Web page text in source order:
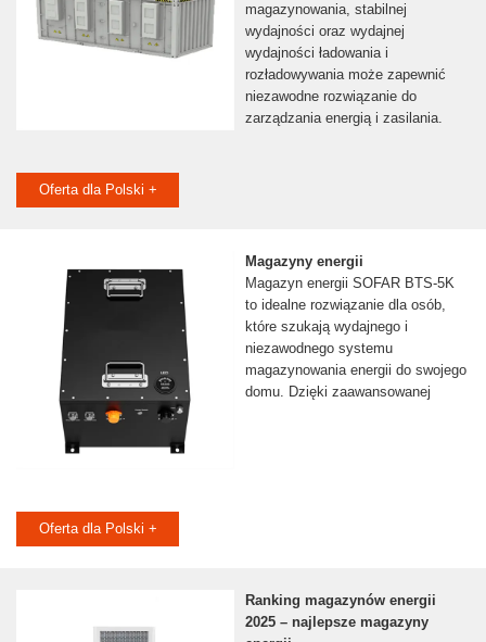
magazynowania, stabilnej
wydajności oraz wydajnej
wydajności ładowania i
rozładowywania może zapewnić
niezawodne rozwiązanie do
zarządzania energią i zasilania.
Oferta dla Polski +
Magazyny energii
Magazyn energii SOFAR BTS-5K
to idealne rozwiązanie dla osób,
które szukają wydajnego i
niezawodnego systemu
magazynowania energii do swojego
domu. Dzięki zaawansowanej
Oferta dla Polski +
Ranking magazynów energii
2025 – najlepsze magazyny